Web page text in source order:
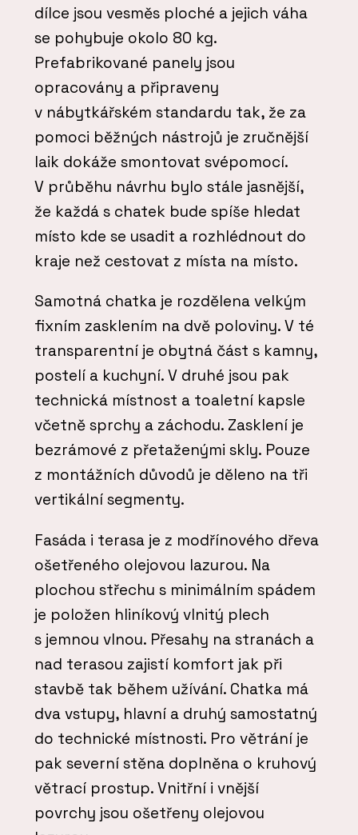
dílce jsou vesměs ploché a jejich váha
se pohybuje okolo 80 kg.
Prefabrikované panely jsou
opracovány a připraveny
v nábytkářském standardu tak, že za
pomoci běžných nástrojů je zručnější
laik dokáže smontovat svépomocí.
V průběhu návrhu bylo stále jasnější,
že každá s chatek bude spíše hledat
místo kde se usadit a rozhlédnout do
kraje než cestovat z místa na místo.
Samotná chatka je rozdělena velkým
fixním zasklením na dvě poloviny. V té
transparentní je obytná část s kamny,
postelí a kuchyní. V druhé jsou pak
technická místnost a toaletní kapsle
včetně sprchy a záchodu. Zasklení je
bezrámové z přetaženými skly. Pouze
z montážních důvodů je děleno na tři
vertikální segmenty.
Fasáda i terasa je z modřínového dřeva
ošetřeného olejovou lazurou. Na
plochou střechu s minimálním spádem
je položen hliníkový vlnitý plech
s jemnou vlnou. Přesahy na stranách a
nad terasou zajistí komfort jak při
stavbě tak během užívání. Chatka má
dva vstupy, hlavní a druhý samostatný
do technické místnosti. Pro větrání je
pak severní stěna doplněna o kruhový
větrací prostup. Vnitřní i vnější
povrchy jsou ošetřeny olejovou